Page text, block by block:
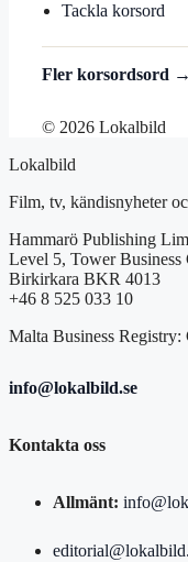
Tackla korsord
Fler korsordsord →
© 2026 Lokalbild
Lokalbild
Film, tv, kändisnyheter
Hammarö Publishing
Level 5, Tower Business
Birkirkara BKR 4013
+46 8 525 033 10
Malta Business Registry:
info@lokalbild.se
Kontakta oss
Allmänt: